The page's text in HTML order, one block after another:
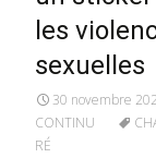
les
sexuelles
30 novembre
CONTINU
RÉ